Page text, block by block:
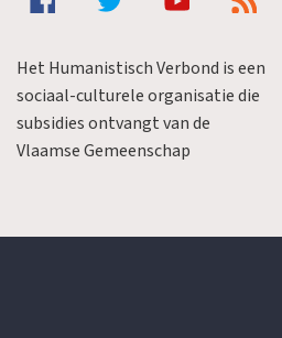
Het Humanistisch Verbond is een
sociaal-culturele organisatie die
subsidies ontvangt van de
Vlaamse Gemeenschap